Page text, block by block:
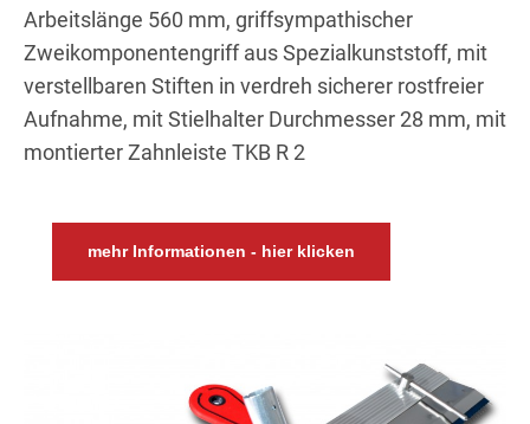
Arbeitslänge 560 mm, griffsympathischer
Zweikomponentengriff aus Spezialkunststoff, mit
verstellbaren Stiften in verdreh sicherer rostfreier
Aufnahme, mit Stielhalter Durchmesser 28 mm, mit
montierter Zahnleiste TKB R 2
mehr Informationen - hier klicken